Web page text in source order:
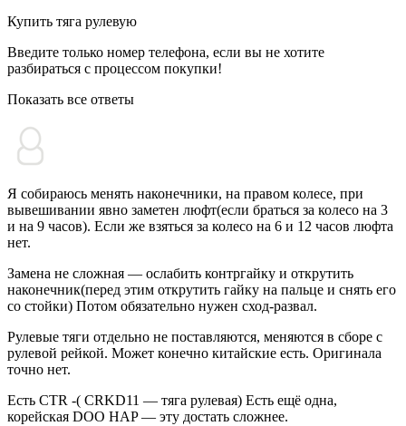
Купить тяга рулевую
Введите только номер телефона, если вы не хотите
разбираться с процессом покупки!
Показать все ответы
Я собираюсь менять наконечники, на правом колесе, при
вывешивании явно заметен люфт(если браться за колесо на 3
и на 9 часов). Если же взяться за колесо на 6 и 12 часов люфта
нет.
Замена не сложная — ослабить контргайку и открутить
наконечник(перед этим открутить гайку на пальце и снять его
со стойки) Потом обязательно нужен сход-развал.
Рулевые тяги отдельно не поставляются, меняются в сборе с
рулевой рейкой. Может конечно китайские есть. Оригинала
точно нет.
Есть CTR -( CRKD11 — тяга рулевая) Есть ещё одна,
корейская DOO HAP — эту достать сложнее.